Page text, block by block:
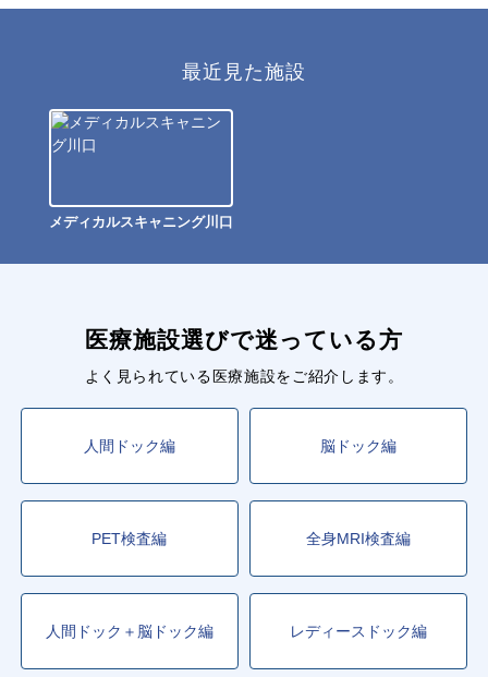
最近見た施設
メディカルスキャニング川口
医療施設選びで迷っている方
よく見られている医療施設をご紹介します。
人間ドック編 脳ドック編
PET検査編 全身MRI検査編
人間ドック＋脳ドック編 レディースドック編